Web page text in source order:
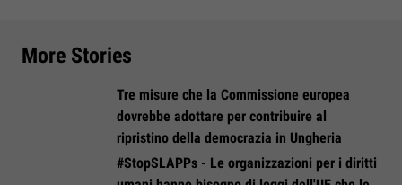
More Stories
Tre misure che la Commissione europea
dovrebbe adottare per contribuire al
ripristino della democrazia in Ungheria
#StopSLAPPs - Le organizzazioni per i diritti